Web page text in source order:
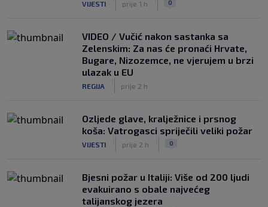
VIJESTI prije 1 h 0
VIDEO / Vučić nakon sastanka sa
Zelenskim: Za nas će pronaći Hrvate,
Bugare, Nizozemce, ne vjerujem u brzi
ulazak u EU
REGIJA prije 2 h
Ozljede glave, kralježnice i prsnog
koša: Vatrogasci spriječili veliki požar
VIJESTI prije 2 h 0
Bjesni požar u Italiji: Više od 200 ljudi
evakuirano s obale najvećeg
talijanskog jezera